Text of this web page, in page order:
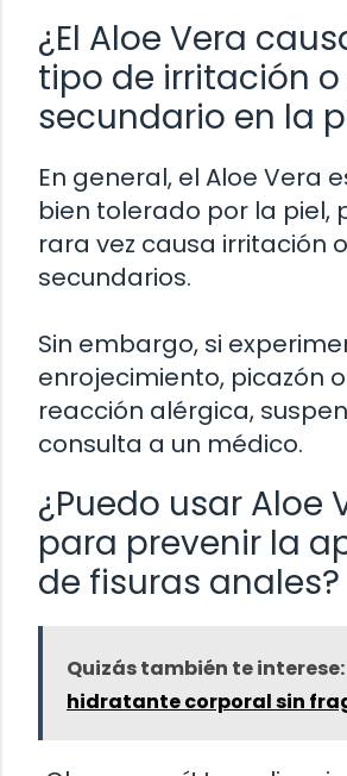
¿El Aloe Vera
tipo de irritación
secundario en la
En general, el Aloe Vera
bien tolerado por la piel,
rara vez causa irritación
secundarios.
Sin embargo, si
enrojecimiento, picazón
reacción alérgica,
consulta a un médico.
¿Puedo usar Aloe
para prevenir la
de fisuras anales?
Quizás también te interese:
hidratante corporal sin